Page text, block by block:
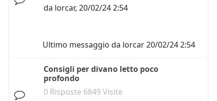
da lorcar, 20/02/24 2:54
Ultimo messaggio da lorcar20/02/24 2:54
Consigli per divano letto poco
profondo
0 Risposte 6849 Visite